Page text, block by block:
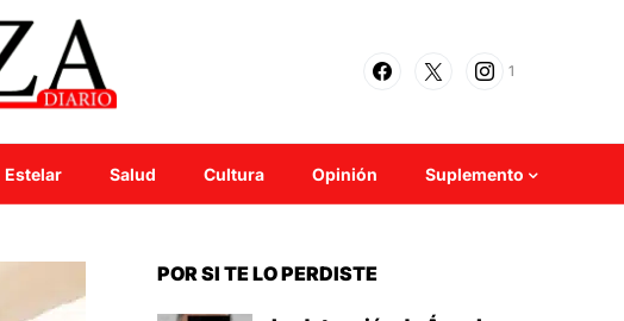
1
Estelar Salud Cultura Opinión Suplemento
POR SI TE LO PERDISTE